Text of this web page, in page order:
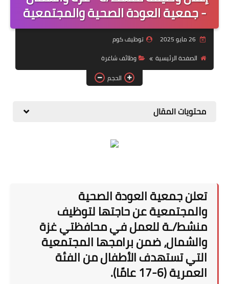
منوعات
نماذج سيرة ذاتية
- جمعية العودة الصحية والمجتمعية
26 مايو 2025
توظيف كوم
الصفحة الرئيسية
وظائف شاغرة
الحجم
محتويات المقال
تعلن جمعية العودة الصحية
والمجتمعية عن حاجتها لتوظيف
منشط/ـة للعمل في محافظتي غزة
والشمال، ضمن برامجها المجتمعية
التي تستهدف الأطفال من الفئة
العمرية (6-17 عامًا).